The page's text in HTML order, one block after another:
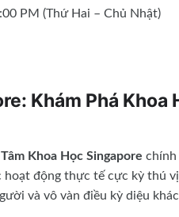
PM (Thứ Hai – Chủ Nhật)
Khám Phá Khoa
Khoa Học Singapore chính
động thực tế cực kỳ thú
và vô vàn điều kỳ diệu